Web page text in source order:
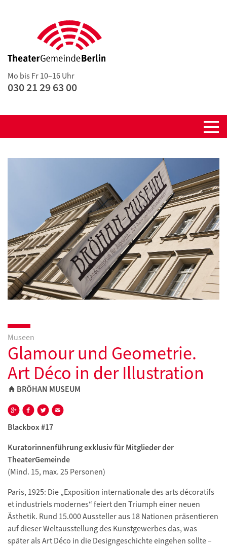
Mo bis Fr 10–16 Uhr
030 21 29 63 00
Museen
Glamour und Geometrie.
Art Déco in der Illustration
BRÖHAN MUSEUM
Blackbox #17
Kuratorinnenführung exklusiv für Mitglieder der
TheaterGemeinde
(Mind. 15, max. 25 Personen)
Paris, 1925: Die „Exposition internationale des arts décoratifs
et industriels modernes“ feiert den Triumph einer neuen
Ästhetik. Rund 15.000 Aussteller aus 18 Nationen präsentieren
auf dieser Weltausstellung des Kunstgewerbes das, was
später als Art Déco in die Designgeschichte eingehen sollte –